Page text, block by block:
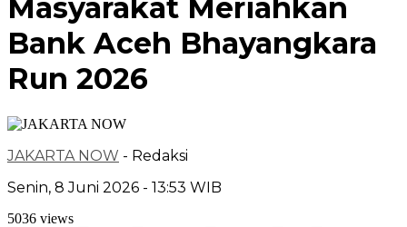
Masyarakat Meriahkan
Bank Aceh Bhayangkara
Run 2026
JAKARTA NOW - Redaksi
Senin, 8 Juni 2026 - 13:53 WIB
5036 views